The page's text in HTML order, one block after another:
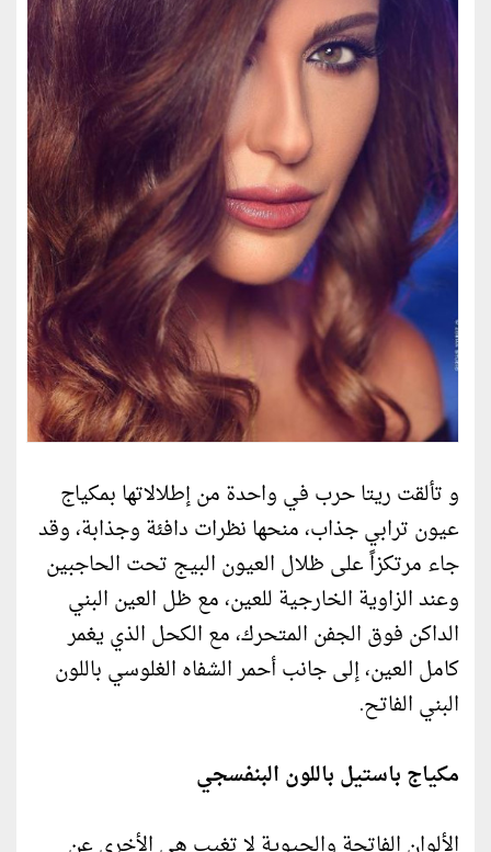
و تألقت ريتا حرب في واحدة من إطلالاتها بمكياج
عيون ترابي جذاب، منحها نظرات دافئة وجذابة، وقد
جاء مرتكزاً على ظلال العيون البيج تحت الحاجبين
وعند الزاوية الخارجية للعين، مع ظل العين البني
الداكن فوق الجفن المتحرك، مع الكحل الذي يغمر
كامل العين، إلى جانب أحمر الشفاه الغلوسي باللون
البني الفاتح.
مكياج باستيل باللون البنفسجي